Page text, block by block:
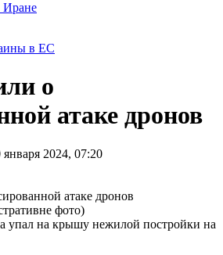
Иране
в ЕС
о
атаке дронов
2024, 07:20
фото)
упал на крышу нежилой постройки на